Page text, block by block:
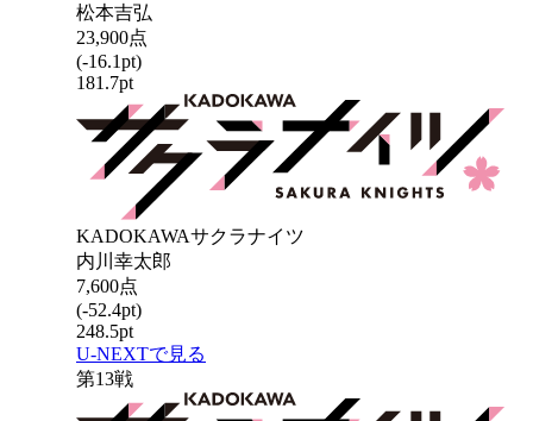
松本吉弘
23,900点
(-16.1pt)
181.7pt
KADOKAWAサクラナイツ
内川幸太郎
7,600点
(-52.4pt)
248.5pt
U-NEXTで見る
第13戦